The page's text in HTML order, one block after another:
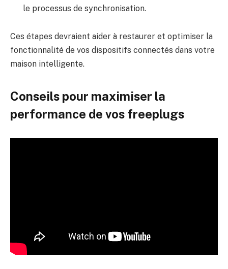
le processus de synchronisation.
Ces étapes devraient aider à restaurer et optimiser la
fonctionnalité de vos dispositifs connectés dans votre
maison intelligente.
Conseils pour maximiser la
performance de vos freeplugs